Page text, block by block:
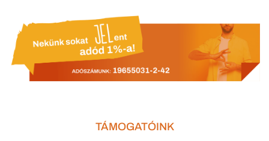
TÁMOGATÓINK